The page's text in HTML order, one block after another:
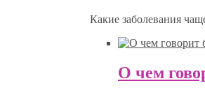
Какие заболевания
О чем